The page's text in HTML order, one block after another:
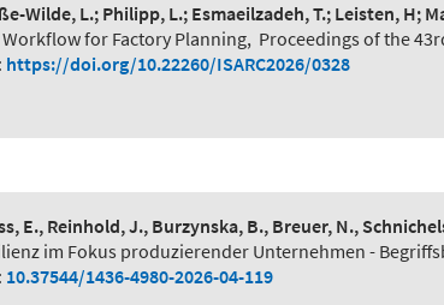
Wilde, L.; Philipp, L.; Esmaeilzadeh, T.; Leisten, H;
Workflow for Factory Planning, Proceedings of the
https://doi.org/10.22260/ISARC2026/0328
E., Reinhold, J., Burzynska, B., Breuer, N.,
im Fokus produzierender Unternehmen -
10.37544/1436-4980-2026-04-119